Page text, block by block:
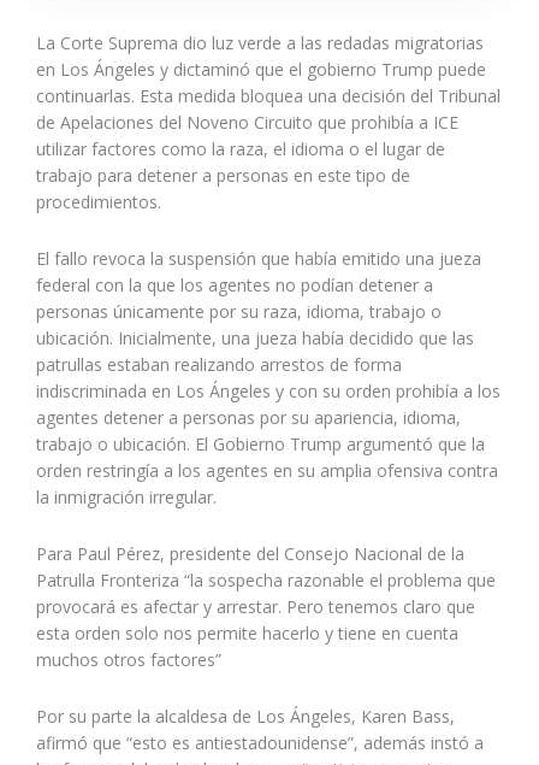
La Corte Suprema dio luz verde a las redadas migratorias
en Los Ángeles y dictaminó que el gobierno Trump puede
continuarlas. Esta medida bloquea una decisión del Tribunal
de Apelaciones del Noveno Circuito que prohibía a ICE
utilizar factores como la raza, el idioma o el lugar de
trabajo para detener a personas en este tipo de
procedimientos.
El fallo revoca la suspensión que había emitido una jueza
federal con la que los agentes no podían detener a
personas únicamente por su raza, idioma, trabajo o
ubicación. Inicialmente, una jueza había decidido que las
patrullas estaban realizando arrestos de forma
indiscriminada en Los Ángeles y con su orden prohibía a los
agentes detener a personas por su apariencia, idioma,
trabajo o ubicación. El Gobierno Trump argumentó que la
orden restringía a los agentes en su amplia ofensiva contra
la inmigración irregular.
Para Paul Pérez, presidente del Consejo Nacional de la
Patrulla Fronteriza “la sospecha razonable el problema que
provocará es afectar y arrestar. Pero tenemos claro que
esta orden solo nos permite hacerlo y tiene en cuenta
muchos otros factores”
Por su parte la alcaldesa de Los Ángeles, Karen Bass,
afirmó que “esto es antiestadounidense”, además instó a